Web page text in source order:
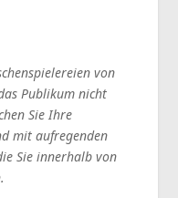
von
Publikum nicht
Sie Ihre
mit aufregenden
Sie innerhalb von